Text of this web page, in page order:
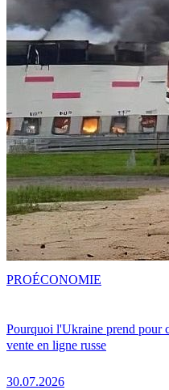
Pourquoi l'Ukraine prend pour
vente en ligne russe
30.07.2026
PROÉCONOMIE